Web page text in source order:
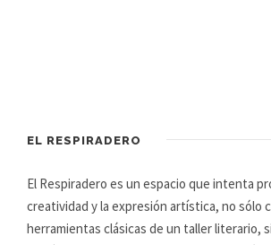
EL RESPIRADERO
El Respiradero es un espacio que intenta
creatividad y la expresión artística, no sólo
herramientas clásicas de un taller literario,